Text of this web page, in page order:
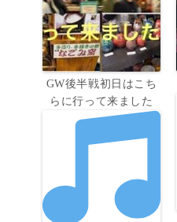
GW後半戦初日はこち
らに行って来ました